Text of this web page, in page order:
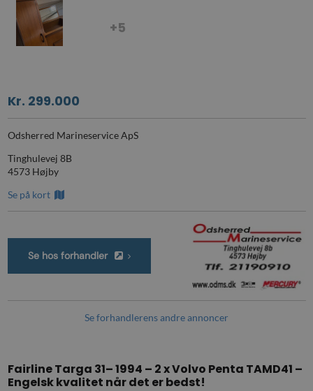
+5
Kr. 299.000
Odsherred Marineservice ApS
Tinghulevej 8B
4573 Højby
Se på kort
Se hos forhandler
Se forhandlerens andre annoncer
Fairline Targa 31– 1994 – 2 x Volvo Penta TAMD41 –
Engelsk kvalitet når det er bedst!